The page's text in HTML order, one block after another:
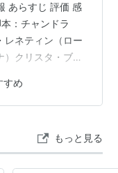
あらすじ 評価 感
：チャンドラ
レネティン（ロー
クリスタ・ブリ
／ローレンスの
、公式サイトよ
々とうまく付き
学でトッ…
すめ
もっと見る